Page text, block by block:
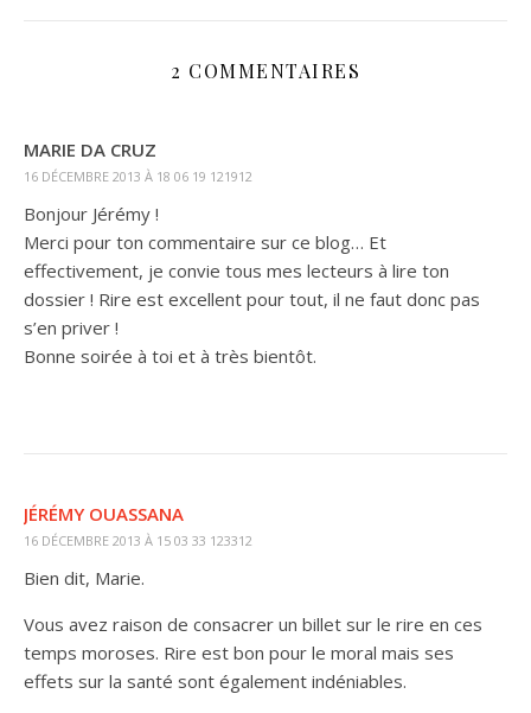
2 COMMENTAIRES
MARIE DA CRUZ
16 DÉCEMBRE 2013 À 18 06 19 121912
Bonjour Jérémy !
Merci pour ton commentaire sur ce blog… Et
effectivement, je convie tous mes lecteurs à lire ton
dossier ! Rire est excellent pour tout, il ne faut donc pas
s’en priver !
Bonne soirée à toi et à très bientôt.
JÉRÉMY OUASSANA
16 DÉCEMBRE 2013 À 15 03 33 123312
Bien dit, Marie.
Vous avez raison de consacrer un billet sur le rire en ces
temps moroses. Rire est bon pour le moral mais ses
effets sur la santé sont également indéniables.